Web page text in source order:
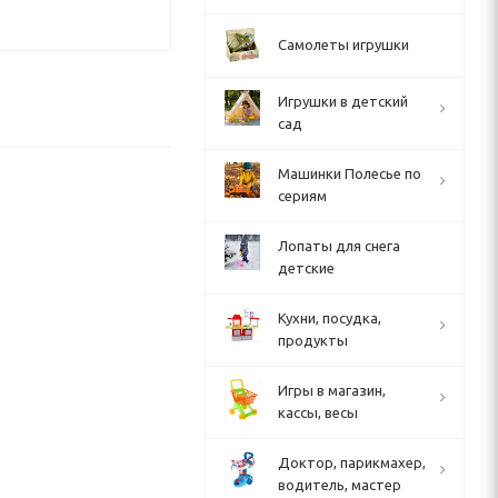
Самолеты игрушки
Игрушки в детский
сад
Машинки Полесье по
сериям
Лопаты для снега
детские
Кухни, посудка,
продукты
Игры в магазин,
кассы, весы
Доктор, парикмахер,
водитель, мастер